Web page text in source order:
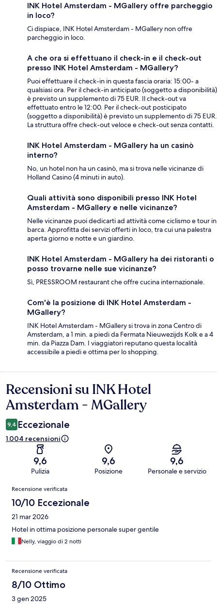
INK Hotel Amsterdam - MGallery offre parcheggio
in loco?
Ci dispiace, INK Hotel Amsterdam - MGallery non offre
parcheggio in loco.
A che ora si effettuano il check-in e il check-out
presso INK Hotel Amsterdam - MGallery?
Puoi effettuare il check-in in questa fascia oraria: 15:00- a
qualsiasi ora. Per il check-in anticipato (soggetto a disponibilità)
è previsto un supplemento di 75 EUR. Il check-out va
effettuato entro le 12:00. Per il check-out posticipato
(soggetto a disponibilità) è previsto un supplemento di 75 EUR.
La struttura offre check-out veloce e check-out senza contatti.
INK Hotel Amsterdam - MGallery ha un casinò
interno?
No, un hotel non ha un casinò, ma si trova nelle vicinanze di
Holland Casino (4 minuti in auto).
Quali attività sono disponibili presso INK Hotel
Amsterdam - MGallery e nelle vicinanze?
Nelle vicinanze puoi dedicarti ad attività come ciclismo e tour in
barca. Approfitta dei servizi offerti in loco, tra cui una palestra
aperta giorno e notte e un giardino.
INK Hotel Amsterdam - MGallery ha dei ristoranti o
posso trovarne nelle sue vicinanze?
Sì, PRESSROOM restaurant che offre cucina internazionale.
Com'è la posizione di INK Hotel Amsterdam -
MGallery?
INK Hotel Amsterdam - MGallery si trova in zona Centro di
Amsterdam, a 1 min. a piedi da Fermata Nieuwezijds Kolk e a 4
min. da Piazza Dam. I viaggiatori reputano questa località
accessibile a piedi e ottima per lo shopping.
Recensioni
Recensioni su INK Hotel
Amsterdam - MGallery
9,4 Eccezionale
1.004 recensioni
9,6
Pulizia
9,6
Posizione
9,6
Personale e servizio
Recensioni
Recensione verificata
10/10 Eccezionale
21 mar 2026
Hotel in ottima posizione personale super gentile
Nelly, viaggio di 2 notti
Recensione verificata
8/10 Ottimo
3 gen 2025